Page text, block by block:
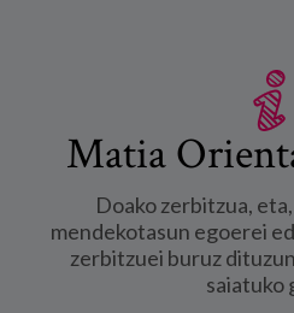
Matia
Doako zerbitzua,
mendekotasun egoerei
zerbitzuei buruz
saiatuko